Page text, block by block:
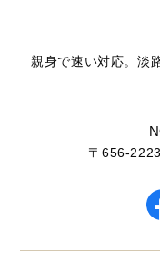
親身で速い対応。淡
〒656-